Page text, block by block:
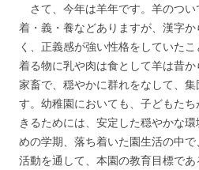
さて、今年は羊年です。羊のつい
着・義・養などありますが、漢字
く、正義感が強い性格をしていた
着る物に乳や肉は食として羊は昔
家畜で、穏やかに群れをなして、
す。幼稚園においても、子どもた
きるためには、安定した穏やかな
めの学期、落ち着いた園生活の中
活動を通して、本園の教育目標で